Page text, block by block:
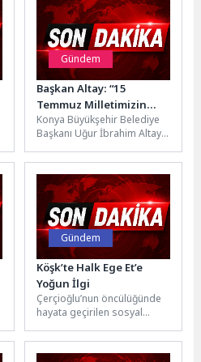
Gündem
Başkan Altay: “15
Temmuz Milletimizin
Bağımsızlık Yeminidir”
Konya Büyükşehir Belediye
Başkanı Uğur İbrahim Altay,
Millî Birlik Günü dolayısıyla...
Gündem
Köşk’te Halk Ege Et’e
Yoğun İlgi
Çerçioğlu’nun öncülüğünde
hayata geçirilen sosyal
biri olan Halk Ege Et, mobil
satış aracı...